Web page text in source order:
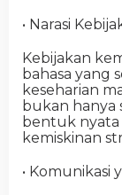
• Narasi
Kebijakan
bahasa yang
keseharian
bukan hanya
bentuk nyata
kemiskinan
• Komunikasi